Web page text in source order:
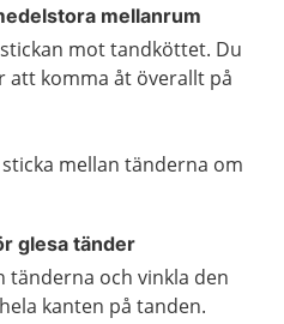
mellanrum
mot tandköttet. Du
att komma åt överallt på
mellan tänderna om
glesa tänder
tänderna och vinkla den
kanten på tanden.